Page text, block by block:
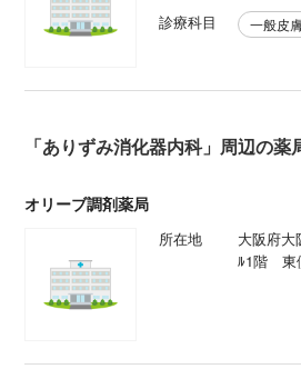
診療科目
一般皮
「ありずみ消化器内科」周辺の薬
オリーブ調剤薬局
所在地
大阪府大
ﾙ1階 東